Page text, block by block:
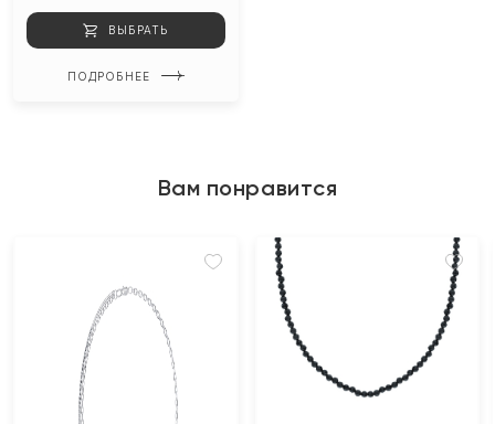
ВЫБРАТЬ
ПОДРОБНЕЕ
Вам понравится